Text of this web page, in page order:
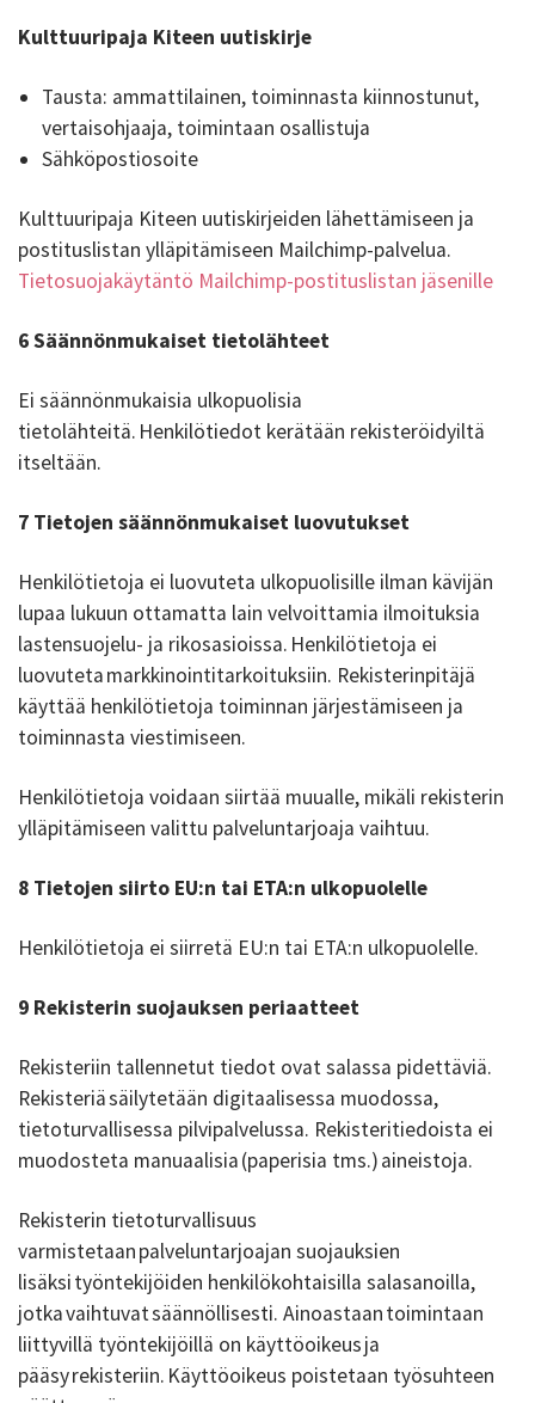
Kulttuuripaja Kiteen uutiskirje
Tausta: ammattilainen, toiminnasta kiinnostunut,
vertaisohjaaja, toimintaan osallistuja
Sähköpostiosoite
Kulttuuripaja Kiteen uutiskirjeiden lähettämiseen ja
postituslistan ylläpitämiseen Mailchimp-palvelua.
Tietosuojakäytäntö Mailchimp-postituslistan jäsenille
6 Säännönmukaiset tietolähteet
Ei säännönmukaisia ulkopuolisia
tietolähteitä. Henkilötiedot kerätään rekisteröidyiltä
itseltään.
7 Tietojen säännönmukaiset luovutukset
Henkilötietoja ei luovuteta ulkopuolisille ilman kävijän
lupaa lukuun ottamatta lain velvoittamia ilmoituksia
lastensuojelu- ja rikosasioissa. Henkilötietoja ei
luovuteta markkinointitarkoituksiin. Rekisterinpitäjä
käyttää henkilötietoja toiminnan järjestämiseen ja
toiminnasta viestimiseen.
Henkilötietoja voidaan siirtää muualle, mikäli rekisterin
ylläpitämiseen valittu palveluntarjoaja vaihtuu.
8 Tietojen siirto EU:n tai ETA:n ulkopuolelle
Henkilötietoja ei siirretä EU:n tai ETA:n ulkopuolelle.
9 Rekisterin suojauksen periaatteet
Rekisteriin tallennetut tiedot ovat salassa pidettäviä.
Rekisteriä säilytetään digitaalisessa muodossa,
tietoturvallisessa pilvipalvelussa. Rekisteritiedoista ei
muodosteta manuaalisia (paperisia tms.) aineistoja.
Rekisterin tietoturvallisuus
varmistetaan palveluntarjoajan suojauksien
lisäksi työntekijöiden henkilökohtaisilla salasanoilla,
jotka vaihtuvat säännöllisesti. Ainoastaan toimintaan
liittyvillä työntekijöillä on käyttöoikeus ja
pääsy rekisteriin. Käyttöoikeus poistetaan työsuhteen